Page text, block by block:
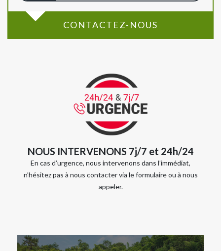
CONTACTEZ-NOUS
NOUS INTERVENONS 7j/7 et 24h/24
En cas d’urgence, nous intervenons dans l’immédiat,
n’hésitez pas à nous contacter via le formulaire ou à nous
appeler.